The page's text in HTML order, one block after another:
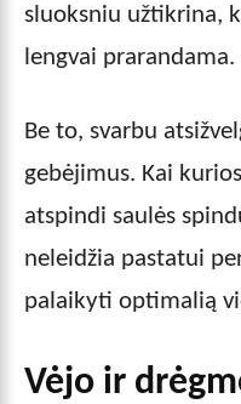
sluoksniu užtikrina,
lengvai prarandama.
Be to, svarbu
gebėjimus. Kai
atspindi saulės
neleidžia pastatui
palaikyti optimalią
Vėjo ir